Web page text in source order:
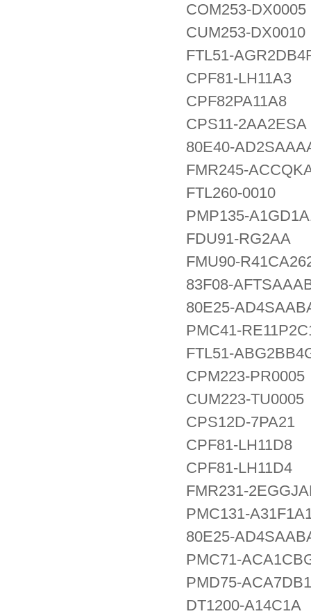
COM253-DX0005
CUM253-DX0010
FTL51-
CPF81-LH11A3
CPF82PA11A8
CPS11-2AA2ESA
80E40-
FMR245-
FTL260-0010
PMP135-
FDU91-RG2AA
FMU90-
83F08-
80E25-
PMC41-
FTL51-
CPM223-PR0005
CUM223-TU0005
CPS12D-7PA21
CPF81-LH11D8
CPF81-LH11D4
FMR231-
PMC131-
80E25-
PMC71-
PMD75-
DT1200-A14C1A